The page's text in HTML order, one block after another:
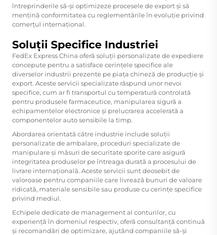
întreprinderile să-și optimizeze procesele de export și să
mențină conformitatea cu reglementările în evoluție privind
comerțul internațional.
Soluții Specifice Industriei
FedEx Express China oferă soluții personalizate de expediere
concepute pentru a satisface cerințele specifice ale
diverselor industrii prezente pe piața chineză de producție și
export. Aceste servicii specializate răspund unor nevoi
specifice, cum ar fi transportul cu temperatură controlată
pentru produsele farmaceutice, manipularea sigură a
echipamentelor electronice și prelucrarea accelerată a
componentelor auto sensibile la timp.
Abordarea orientată către industrie include soluții
personalizate de ambalare, proceduri specializate de
manipulare și măsuri de securitate sporite care asigură
integritatea produselor pe întreaga durată a procesului de
livrare internațională. Aceste servicii sunt deosebit de
valoroase pentru companiile care livrează bunuri de valoare
ridicată, materiale sensibile sau produse cu cerințe specifice
privind mediul.
Echipele dedicate de management al conturilor, cu
experiență în domeniul respectiv, oferă consultanță continuă
și recomandări de optimizare, ajutând companiile să-și